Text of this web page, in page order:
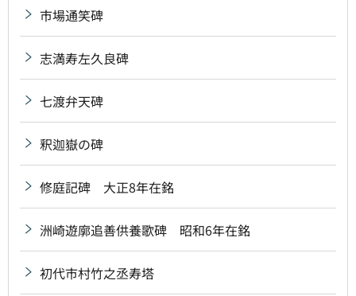
市場通笑碑
志満寿左久良碑
七渡弁天碑
釈迦嶽の碑
修庭記碑 大正8年在銘
洲崎遊廓追善供養歌碑 昭和6年在銘
初代市村竹之丞寿塔